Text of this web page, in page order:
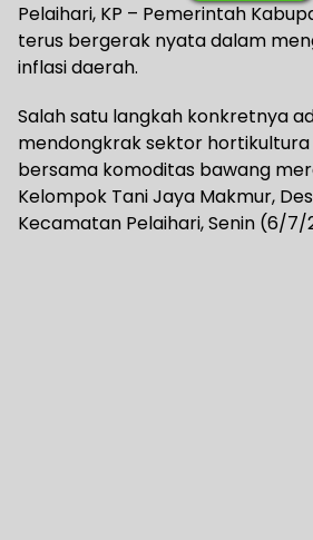
Pelaihari, KP – Pemerintah
terus bergerak nyata dalam
inflasi daerah.
Salah satu langkah konkretnya
mendongkrak sektor
bersama komoditas bawang
Kelompok Tani Jaya Makmur,
Kecamatan Pelaihari, Senin (6/7/